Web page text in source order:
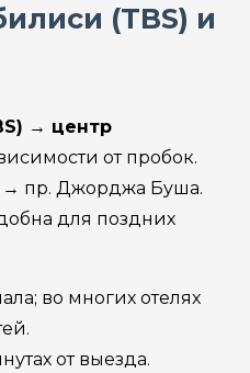
(TBS) и
→ центр
от пробок.
→ пр. Джорджа Буша.
для поздних
во многих отелях
от выезда.